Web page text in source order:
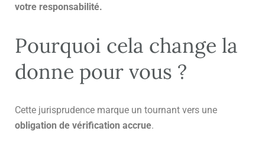
votre responsabilité.
Pourquoi cela change la
donne pour vous ?
Cette jurisprudence marque un tournant vers une
obligation de vérification accrue.